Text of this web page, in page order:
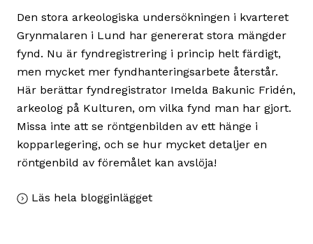
Den stora arkeologiska undersökningen i kvarteret
Grynmalaren i Lund har genererat stora mängder
fynd. Nu är fyndregistrering i princip helt färdigt,
men mycket mer fyndhanteringsarbete återstår.
Här berättar fyndregistrator Imelda Bakunic Fridén,
arkeolog på Kulturen, om vilka fynd man har gjort.
Missa inte att se röntgenbilden av ett hänge i
kopparlegering, och se hur mycket detaljer en
röntgenbild av föremålet kan avslöja!
Läs hela blogginlägget,